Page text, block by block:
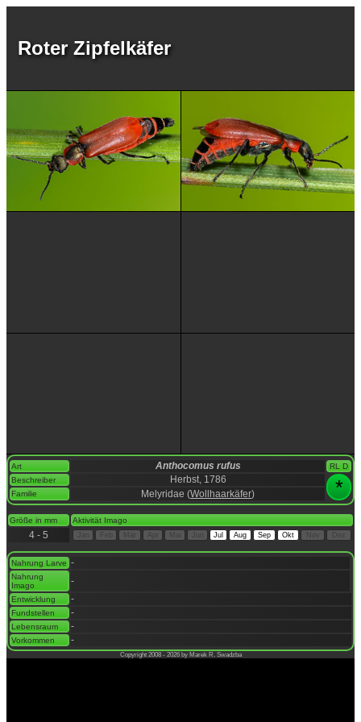
Roter Zipfelkäfer
Art Anthocomus rufus
RL D
Beschreiber
Herbst, 1786 *
Familie Melyridae (Wollhaarkäfer)
Größe in mm Aktivität Imago
4 - 5 Jul Aug Sep Okt Dez
Nahrung Larve -
Nahrung
Imago
-
Entwicklung -
Fundstellen -
Lebensraum -
Vorkommen -
Copyright 2008 - 2026 by Marek R. Swadzba